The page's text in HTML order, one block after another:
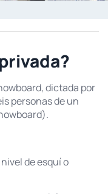
dictada por
personas de un
de esquí o